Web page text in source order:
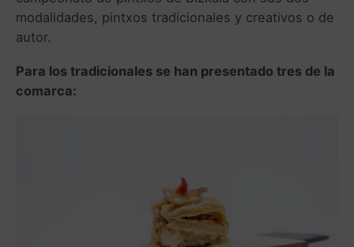
modalidades, pintxos tradicionales y creativos o de
autor.
Para los tradicionales se han presentado tres de la
comarca: